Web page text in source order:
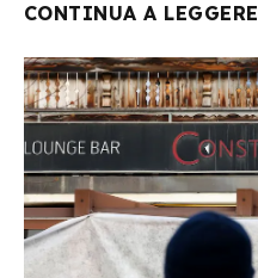
CONTINUA A LEGGERE